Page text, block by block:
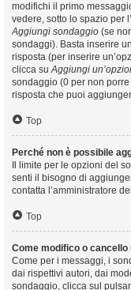
modifichi il primo
vedere, sotto lo spazio per
Aggiungi sondaggio (se
sondaggi). Basta inserire
risposta (per inserire
clicca suAggiungi
sondaggio (0 per non
risposta che puoi
Top
Perché non è possibile
Il limite per le opzioni del
senti il bisogno di
contatta l’amministratore
Top
Come modifico o cancello
Come per i messaggi, i
dai rispettivi autori, dai
sondaggio, clicca sul